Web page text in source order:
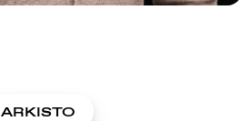
ARKISTO